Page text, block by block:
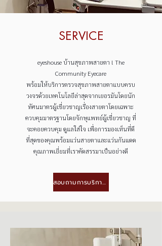
SERVICE
eyeshouse บ้านสุขภาพสายตา l The
Community Eyecare
พร้อมให้บริการตรวจสุขภาพสายตาแบบครบ
วงจรด้วยเทคโนโลยีล่าสุดจากเยอรมันโดยนัก
ทัศนมาตรผู้เชี่ยวชาญเรื่องสายตาโดยเฉพาะ
ควบคุมมาตรฐานโดยจักษุแพทย์ผู้เชี่ยวชาญ ที่
จะคอยควบคุม ดูแลใส่ใจ เพื่อการมองเห็นที่ดี
ที่สุดของคุณพร้อมแว่นสายตาและแว่นกันแดด
คุณภาพเยี่ยมที่เราคัดสรรมาเป็นอย่างดี
สอบถามการบริการคลิกที่นี่